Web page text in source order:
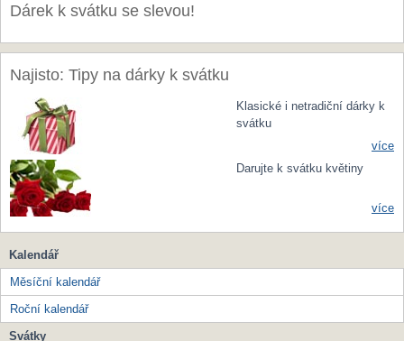
Dárek k svátku se slevou!
Najisto: Tipy na dárky k svátku
Klasické i netradiční dárky k
svátku
více
Darujte k svátku květiny
více
Kalendář
Měsíční kalendář
Roční kalendář
Svátky